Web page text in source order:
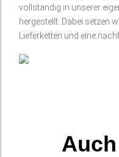
vollständig in unserer
hergestellt. Dabei setzen
Lieferketten und eine